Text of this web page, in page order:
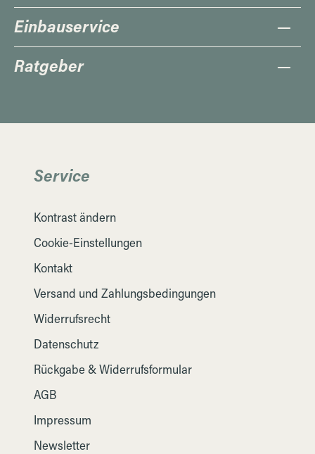
Einbauservice
Ratgeber
Service
Kontrast ändern
Cookie-Einstellungen
Kontakt
Versand und Zahlungsbedingungen
Widerrufsrecht
Datenschutz
Rückgabe & Widerrufsformular
AGB
Impressum
Newsletter